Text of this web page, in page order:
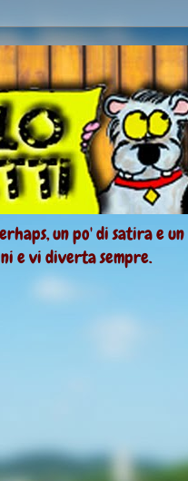
un po' di satira e
e vi diverta sempre.